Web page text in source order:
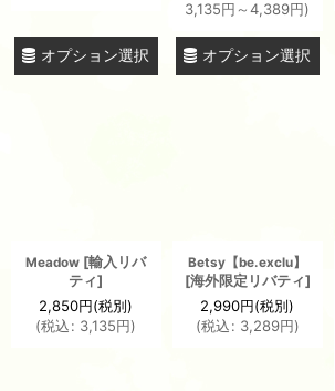
オプション選択
3,135円 ～4,389円)
オプション選択
Meadow [輸入リバ
ティ]
2,850円(税別)
(税込: 3,135円)
Betsy【be.exclu】
[海外限定リバティ]
2,990円(税別)
(税込: 3,289円)